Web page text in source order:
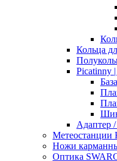
Кольца
Picatinny
Адаптер
Метеостанции
Ножи
Оптика